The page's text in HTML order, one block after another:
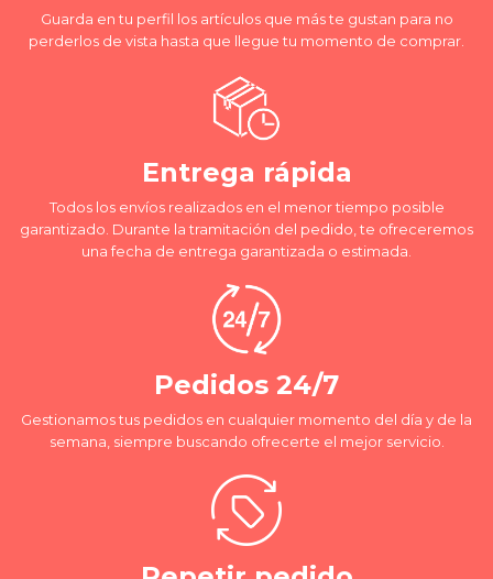
Guarda en tu perfil los artículos que más te gustan para no
perderlos de vista hasta que llegue tu momento de comprar.
Entrega rápida
Todos los envíos realizados en el menor tiempo posible
garantizado. Durante la tramitación del pedido, te ofreceremos
una fecha de entrega garantizada o estimada.
Pedidos 24/7
Gestionamos tus pedidos en cualquier momento del día y de la
semana, siempre buscando ofrecerte el mejor servicio.